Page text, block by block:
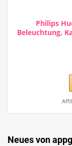
Philips
Beleuchtung,
Neues von